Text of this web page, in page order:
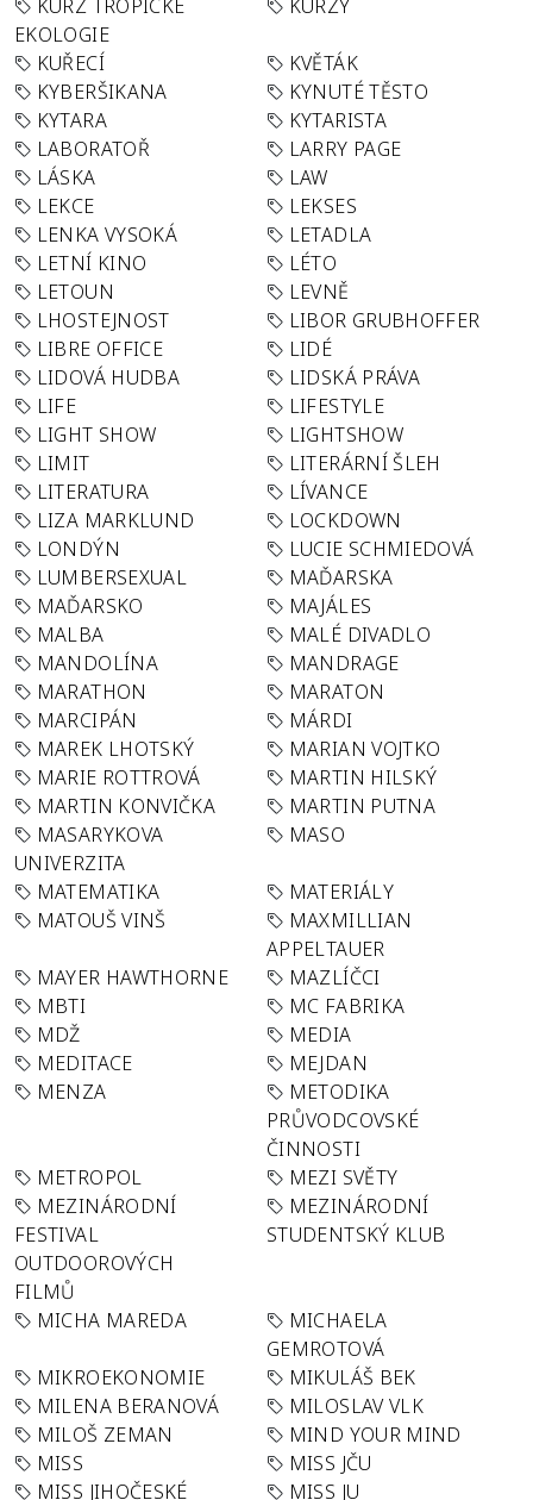
KURZ TROPICKÉ
EKOLOGIE
KURZY
KUŘECÍ
KVĚTÁK
KYBERŠIKANA
KYNUTÉ TĚSTO
KYTARA
KYTARISTA
LABORATOŘ
LARRY PAGE
LÁSKA
LAW
LEKCE
LEKSES
LENKA VYSOKÁ
LETADLA
LETNÍ KINO
LÉTO
LETOUN
LEVNĚ
LHOSTEJNOST
LIBOR GRUBHOFFER
LIBRE OFFICE
LIDÉ
LIDOVÁ HUDBA
LIDSKÁ PRÁVA
LIFE
LIFESTYLE
LIGHT SHOW
LIGHTSHOW
LIMIT
LITERÁRNÍ ŠLEH
LITERATURA
LÍVANCE
LIZA MARKLUND
LOCKDOWN
LONDÝN
LUCIE SCHMIEDOVÁ
LUMBERSEXUAL
MAĎARSKA
MAĎARSKO
MAJÁLES
MALBA
MALÉ DIVADLO
MANDOLÍNA
MANDRAGE
MARATHON
MARATON
MARCIPÁN
MÁRDI
MAREK LHOTSKÝ
MARIAN VOJTKO
MARIE ROTTROVÁ
MARTIN HILSKÝ
MARTIN KONVIČKA
MARTIN PUTNA
MASARYKOVA
UNIVERZITA
MASO
MATEMATIKA
MATERIÁLY
MATOUŠ VINŠ
MAXMILLIAN
APPELTAUER
MAYER HAWTHORNE
MAZLÍČCI
MBTI
MC FABRIKA
MDŽ
MEDIA
MEDITACE
MEJDAN
MENZA
METODIKA
PRŮVODCOVSKÉ
ČINNOSTI
METROPOL
MEZI SVĚTY
MEZINÁRODNÍ
FESTIVAL
OUTDOOROVÝCH
FILMŮ
MEZINÁRODNÍ
STUDENTSKÝ KLUB
MICHA MAREDA
MICHAELA
GEMROTOVÁ
MIKROEKONOMIE
MIKULÁŠ BEK
MILENA BERANOVÁ
MILOSLAV VLK
MILOŠ ZEMAN
MIND YOUR MIND
MISS
MISS JČU
MISS JIHOČESKÉ
MISS JU